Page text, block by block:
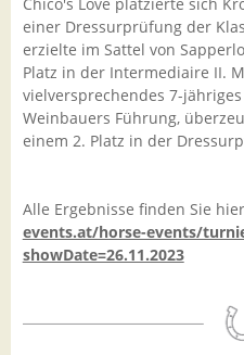
einer Dressurprüfung der
erzielte im Sattel von
Platz in der Intermediaire II.
vielversprechendes 7-
Weinbauers Führung,
einem 2. Platz in der
Alle Ergebnisse finden Sie
events.at/horse-events/
showDate=26.11.2023